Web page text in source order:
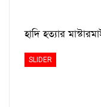
হাদি হত্যার
SLIDER